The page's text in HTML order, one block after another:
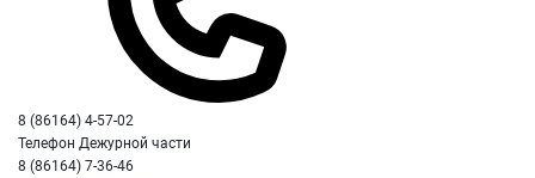
8 (86164) 4-57-02
Телефон Дежурной части
8 (86164) 7-36-46